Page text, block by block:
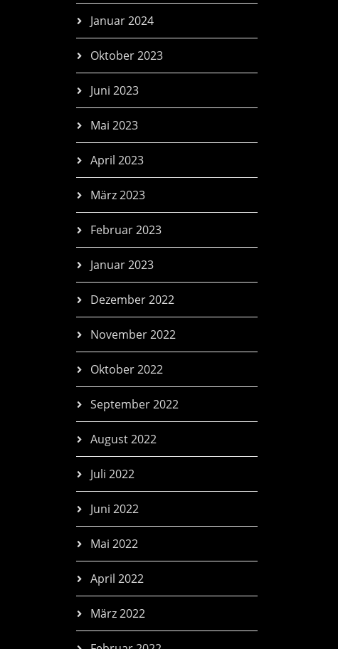
Januar 2024
Oktober 2023
Juni 2023
Mai 2023
April 2023
März 2023
Februar 2023
Januar 2023
Dezember 2022
November 2022
Oktober 2022
September 2022
August 2022
Juli 2022
Juni 2022
Mai 2022
April 2022
März 2022